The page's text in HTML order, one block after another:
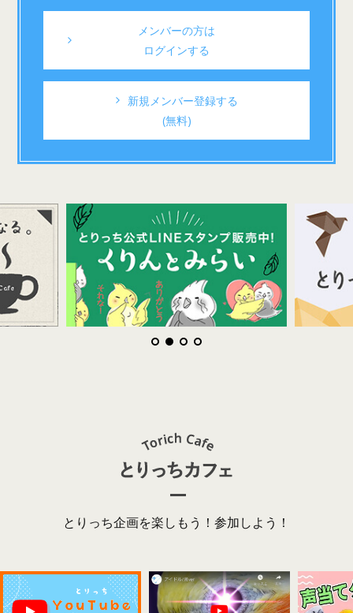
メンバーの方は
ログインする
新規メンバー登録する
(無料)
とりっち企画を楽しもう！参加しよう！